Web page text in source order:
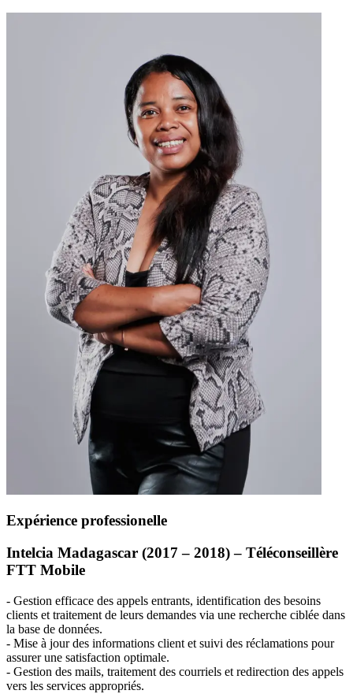
Expérience professionelle
Intelcia Madagascar (2017 – 2018) – Téléconseillère
FTT Mobile
- Gestion efficace des appels entrants, identification des besoins
clients et traitement de leurs demandes via une recherche ciblée dans
la base de données.
- Mise à jour des informations client et suivi des réclamations pour
assurer une satisfaction optimale.
- Gestion des mails, traitement des courriels et redirection des appels
vers les services appropriés.